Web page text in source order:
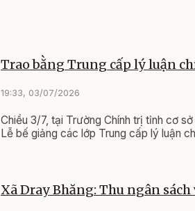
Trao bằng Trung cấp lý luận
19:33, 03/07/2026
Chiều 3/7, tại Trường Chính trị tỉnh cơ
Lễ bế giảng các lớp Trung cấp lý luận
Xã Dray Bhăng: Thu ngân sách